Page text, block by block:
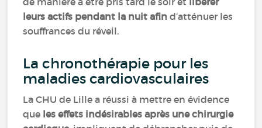
leurs actifs pendant la nuit afind’atténuer les
souffrances du réveil.
La chronothérapie pour les
maladies cardiovasculaires
La CHU de Lille a réussi à mettre en évidence
que les effets indésirables après une chirurgie